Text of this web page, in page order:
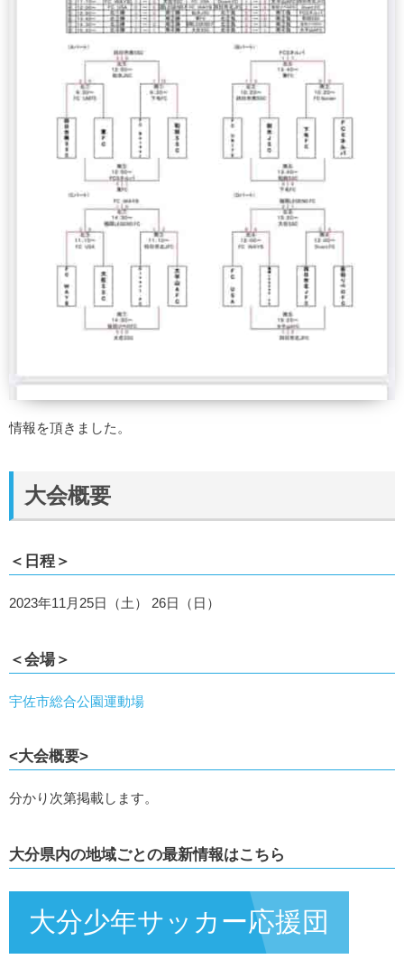
情報を頂きました。
大会概要
＜日程＞
2023年11月25日（土） 26日（日）
＜会場＞
宇佐市総合公園運動場
<大会概要>
分かり次第掲載します。
大分県内の地域ごとの最新情報はこちら
大分少年サッカー応援団